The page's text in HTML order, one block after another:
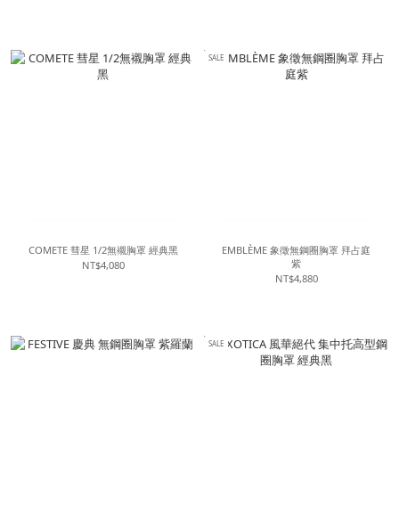
COMETE 彗星 1/2無襯胸罩 經典黑
NT$4,080
SALE
EMBLÈME 象徵無鋼圈胸罩 拜占庭
紫
NT$4,880
SALE